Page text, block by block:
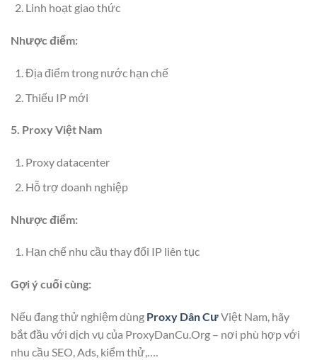
Linh hoạt giao thức
Nhược điểm:
Địa điểm trong nước hạn chế
Thiếu IP mới
5. Proxy Việt Nam
Proxy datacenter
Hỗ trợ doanh nghiệp
Nhược điểm:
Hạn chế nhu cầu thay đổi IP liên tục
Gợi ý cuối cùng:
Nếu đang thử nghiệm dùng Proxy Dân CưViệt Nam, hãy
bắt đầu với dịch vụ của ProxyDanCu.Org – nơi phù hợp với
nhu cầu SEO, Ads, kiểm thử,….